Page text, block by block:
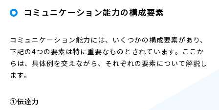
コミュニケーション能力の構成要素
コミュニケーション能力には、いくつかの構成要素があり、
下記の4つの要素は特に重要なものとされています。ここか
らは、具体例を交えながら、それぞれの要素について解説し
ます。
①伝達力